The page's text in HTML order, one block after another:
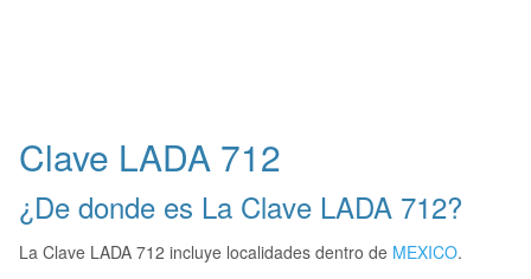
Clave LADA 712
¿De donde es La Clave LADA 712?
La Clave LADA 712 incluye localidades dentro de MEXICO.